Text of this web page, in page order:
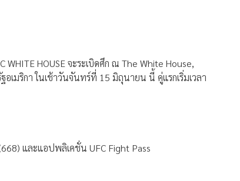
WHITE HOUSE จะระเบิดศึก ณ The White House,
เมริกา ในเช้าวันจันทร์ที่ 15 มิถุนายน นี้ คู่แรกเริ่มเวลา
และแอปพลิเคชั่น UFC Fight Pass